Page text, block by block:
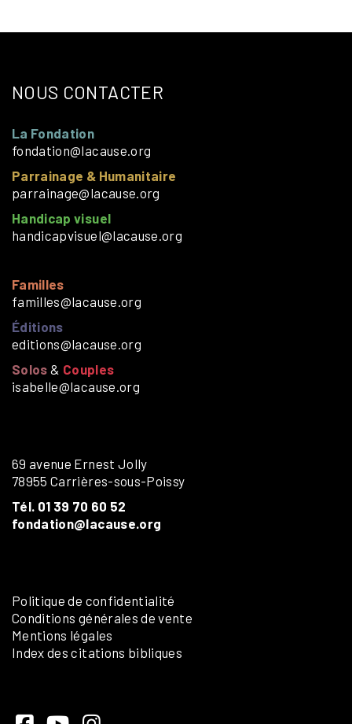
NOUS CONTACTER
La Fondation
fondation@lacause.org
Parrainage & Humanitaire
parrainage@lacause.org
Handicap visuel
handicapvisuel@lacause.org
Familles
familles@lacause.org
Éditions
editions@lacause.org
Solos & Couples
isabelle@lacause.org
69 avenue Ernest Jolly
78955 Carrières-sous-Poissy
Tél. 01 39 70 60 52
fondation@lacause.org
Politique de confidentialité
Conditions générales de vente
Mentions légales
Index des citations bibliques